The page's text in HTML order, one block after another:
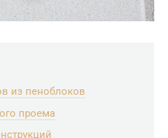
из пеноблоков
проема